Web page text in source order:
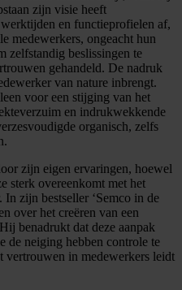
zijn visie heeft
en functieprofielen af,
medewerkers, ongeacht hun
zelfstandig beslissingen te
gehandeld. De nadruk
van nature inbrengt.
voor een stijging van het
en indrukwekkende
organisch, zelfs
zijn eigen ervaringen, hoewel
sterk overeenkomt met het
In zijn bestseller ‘Semco in de
over het creëren van een
benadrukt dat deze aanpak
de neiging hebben controle te
in medewerkers leidt